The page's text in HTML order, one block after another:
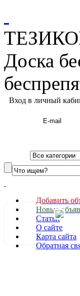
Доска
Вход в личный
Добавить
Новые
Cтатьи
О сайте
Карта сайта
Обратная